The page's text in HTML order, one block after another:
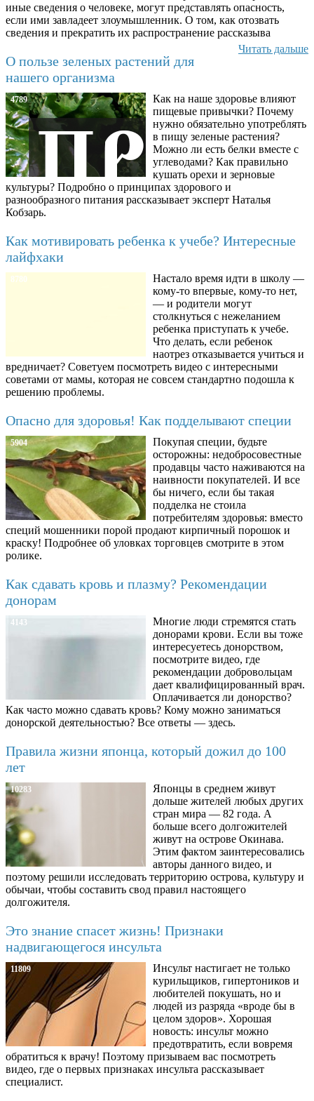
иные сведения о человеке, могут представлять опасность,
если ими завладеет злоумышленник. О том, как отозвать
сведения и прекратить их распространение рассказыва
Читать дальше
О пользе зеленых растений для
нашего организма
4789
Как на наше здоровье влияют
пищевые привычки? Почему
нужно обязательно употреблять
в пищу зеленые растения?
Можно ли есть белки вместе с
углеводами? Как правильно
кушать орехи и зерновые
культуры? Подробно о принципах здорового и
разнообразного питания рассказывает эксперт Наталья
Кобзарь.
Как мотивировать ребенка к учебе? Интересные
лайфхаки
8780
Настало время идти в школу —
кому-то впервые, кому-то нет,
— и родители могут
столкнуться с нежеланием
ребенка приступать к учебе.
Что делать, если ребенок
наотрез отказывается учиться и
вредничает? Советуем посмотреть видео с интересными
советами от мамы, которая не совсем стандартно подошла к
решению проблемы.
Опасно для здоровья! Как подделывают специи
5904
Покупая специи, будьте
осторожны: недобросовестные
продавцы часто наживаются на
наивности покупателей. И все
бы ничего, если бы такая
подделка не стоила
потребителям здоровья: вместо
специй мошенники порой продают кирпичный порошок и
краску! Подробнее об уловках торговцев смотрите в этом
ролике.
Как сдавать кровь и плазму? Рекомендации
донорам
4143
Многие люди стремятся стать
донорами крови. Если вы тоже
интересуетесь донорством,
посмотрите видео, где
рекомендации добровольцам
дает квалифицированный врач.
Оплачивается ли донорство?
Как часто можно сдавать кровь? Кому можно заниматься
донорской деятельностью? Все ответы — здесь.
Правила жизни японца, который дожил до 100
лет
10283
Японцы в среднем живут
дольше жителей любых других
стран мира — 82 года. А
больше всего долгожителей
живут на острове Окинава.
Этим фактом заинтересовались
авторы данного видео, и
поэтому решили исследовать территорию острова, культуру и
обычаи, чтобы составить свод правил настоящего
долгожителя.
Это знание спасет жизнь! Признаки
надвигающегося инсульта
11809
Инсульт настигает не только
курильщиков, гипертоников и
любителей покушать, но и
людей из разряда «вроде бы в
целом здоров». Хорошая
новость: инсульт можно
предотвратить, если вовремя
обратиться к врачу! Поэтому призываем вас посмотреть
видео, где о первых признаках инсульта рассказывает
специалист.